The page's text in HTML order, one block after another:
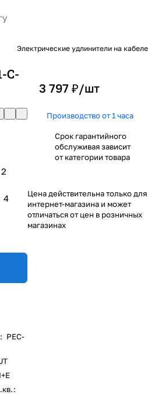
Электрические удлинители на кабеле
C-
2
4
: PEC-
:
3 797 ₽/шт
Производство от 1 часа
Срок гарантийного
обслуживая зависит
от категории товара
Цена действительна только для
интернет-магазина и может
отличаться от цен в розничных
магазинах